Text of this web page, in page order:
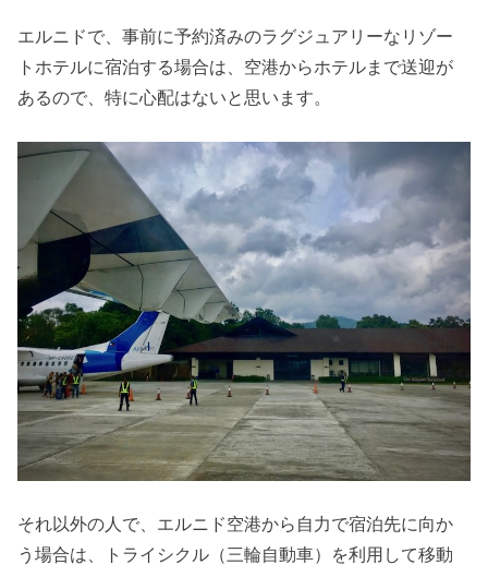
エルニドで、事前に予約済みのラグジュアリーなリゾー
トホテルに宿泊する場合は、空港からホテルまで送迎が
あるので、特に心配はないと思います。
それ以外の人で、エルニド空港から自力で宿泊先に向か
う場合は、トライシクル（三輪自動車）を利用して移動